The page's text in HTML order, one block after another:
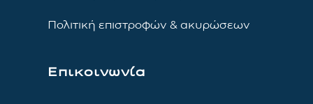
Πολιτική επιστροφών & ακυρώσεων
Επικοινωνία